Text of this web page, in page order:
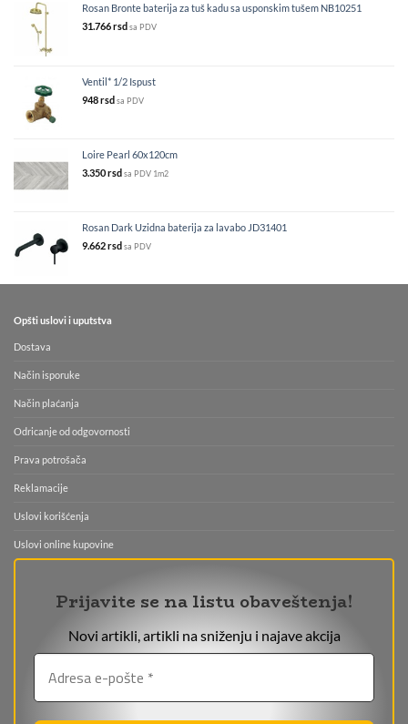
Rosan Bronte baterija za tuš kadu sa usponskim tušem NB10251
31.766rsdsa PDV
Ventil* 1/2 Ispust
948rsdsa PDV
Loire Pearl 60x120cm
3.350rsdsa PDV 1m2
Rosan Dark Uzidna baterija za lavabo JD31401
9.662rsdsa PDV
Opšti uslovi i uputstva
Dostava
Način isporuke
Način plaćanja
Odricanje od odgovornosti
Prava potrošača
Reklamacije
Uslovi korišćenja
Uslovi online kupovine
Prijavite se na listu obaveštenja!
Novi artikli, artikli na sniženju i najave akcija